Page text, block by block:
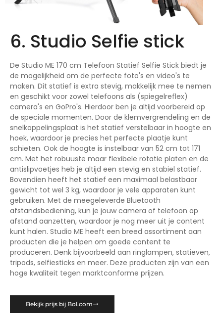
6. Studio Selfie stick
De Studio ME 170 cm Telefoon Statief Selfie Stick biedt je
de mogelijkheid om de perfecte foto's en video's te
maken. Dit statief is extra stevig, makkelijk mee te nemen
en geschikt voor zowel telefoons als (spiegelreflex)
camera's en GoPro's. Hierdoor ben je altijd voorbereid op
de speciale momenten. Door de klemvergrendeling en de
snelkoppelingsplaat is het statief verstelbaar in hoogte en
hoek, waardoor je precies het perfecte plaatje kunt
schieten. Ook de hoogte is instelbaar van 52 cm tot 171
cm. Met het robuuste maar flexibele rotatie platen en de
antislipvoetjes heb je altijd een stevig en stabiel statief.
Bovendien heeft het statief een maximaal belastbaar
gewicht tot wel 3 kg, waardoor je vele apparaten kunt
gebruiken. Met de meegeleverde Bluetooth
afstandsbediening, kun je jouw camera of telefoon op
afstand aanzetten, waardoor je nog meer uit je content
kunt halen. Studio ME heeft een breed assortiment aan
producten die je helpen om goede content te
produceren. Denk bijvoorbeeld aan ringlampen, statieven,
tripods, selfiesticks en meer. Deze producten zijn van een
hoge kwaliteit tegen marktconforme prijzen.
Bekijk prijs bij Bol.com